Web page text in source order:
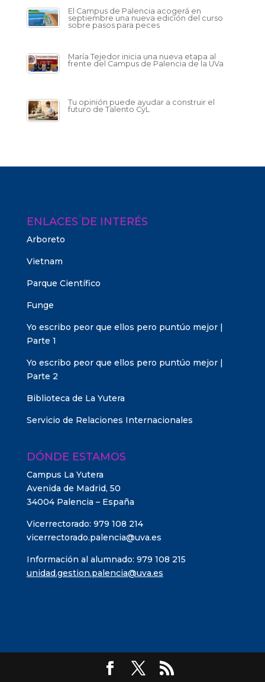
El Campus de Palencia acogerá en
septiembre una nueva edición del curso
sobre pasos para peces
María Tejedor inicia una nueva etapa al
frente del Campus de Palencia de la UVa
Tu opinión puede ayudar a construir el
futuro de Talento CyL
ENLACES DE INTERÉS
Arboreto
Vietnam
Parque Científico
Funge
Yo escribo peor que ellos pero puntúo mejor |
Parte 1
Yo escribo peor que ellos pero puntúo mejor |
Parte 2
Biblioteca de La Yutera
Servicio de Relaciones Internacionales
DÓNDE ESTAMOS
Campus La Yutera
Avenida de Madrid, 50
34004 Palencia – España
Vicerrectorado: 979 108 214
vicerrectorado.palencia@uva.es
Información al alumnado: 979 108 215
unidad.gestion.palencia@uva.es